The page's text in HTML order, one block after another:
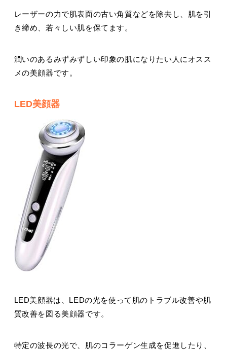
レーザーの力で肌表面の古い角質などを除去し、肌を引
き締め、若々しい肌を保てます。
潤いのあるみずみずしい印象の肌になりたい人にオスス
メの美顔器です。
LED美顔器
LED美顔器は、LEDの光を使って肌のトラブル改善や肌
質改善を図る美顔器です。
特定の波長の光で、肌のコラーゲン生成を促進したり、